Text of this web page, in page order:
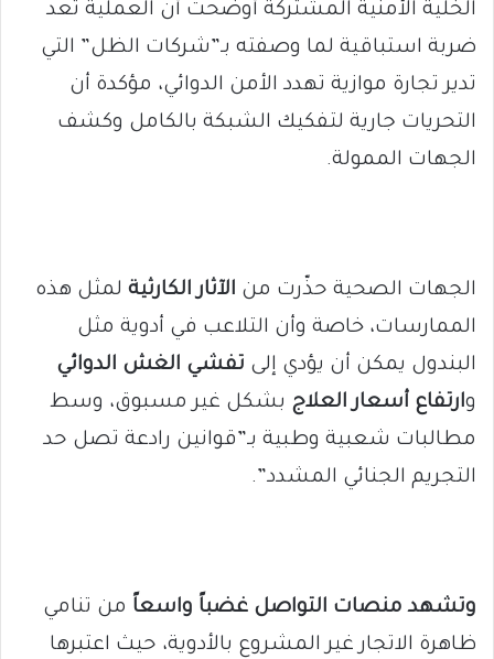
الخلية الأمنية المشتركة أوضحت أن العملية تُعد
ضربة استباقية لما وصفته بـ”شركات الظل” التي
تدير تجارة موازية تهدد الأمن الدوائي، مؤكدة أن
التحريات جارية لتفكيك الشبكة بالكامل وكشف
الجهات الممولة.
الجهات الصحية حذّرت من الآثار الكارثية لمثل هذه
الممارسات، خاصة وأن التلاعب في أدوية مثل
البندول يمكن أن يؤدي إلى تفشي الغش الدوائي
وارتفاع أسعار العلاج بشكل غير مسبوق، وسط
مطالبات شعبية وطبية بـ”قوانين رادعة تصل حد
التجريم الجنائي المشدد”.
وتشهد منصات التواصل غضباً واسعاً من تنامي
ظاهرة الاتجار غير المشروع بالأدوية، حيث اعتبرها